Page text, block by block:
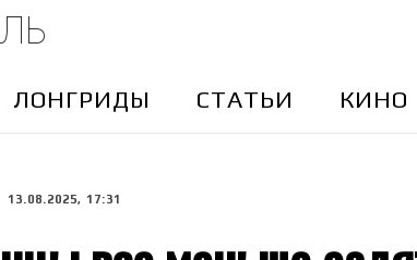
ЛОНГРИДЫ CТАТЬИ КИНО
13.08.2025, 17:31